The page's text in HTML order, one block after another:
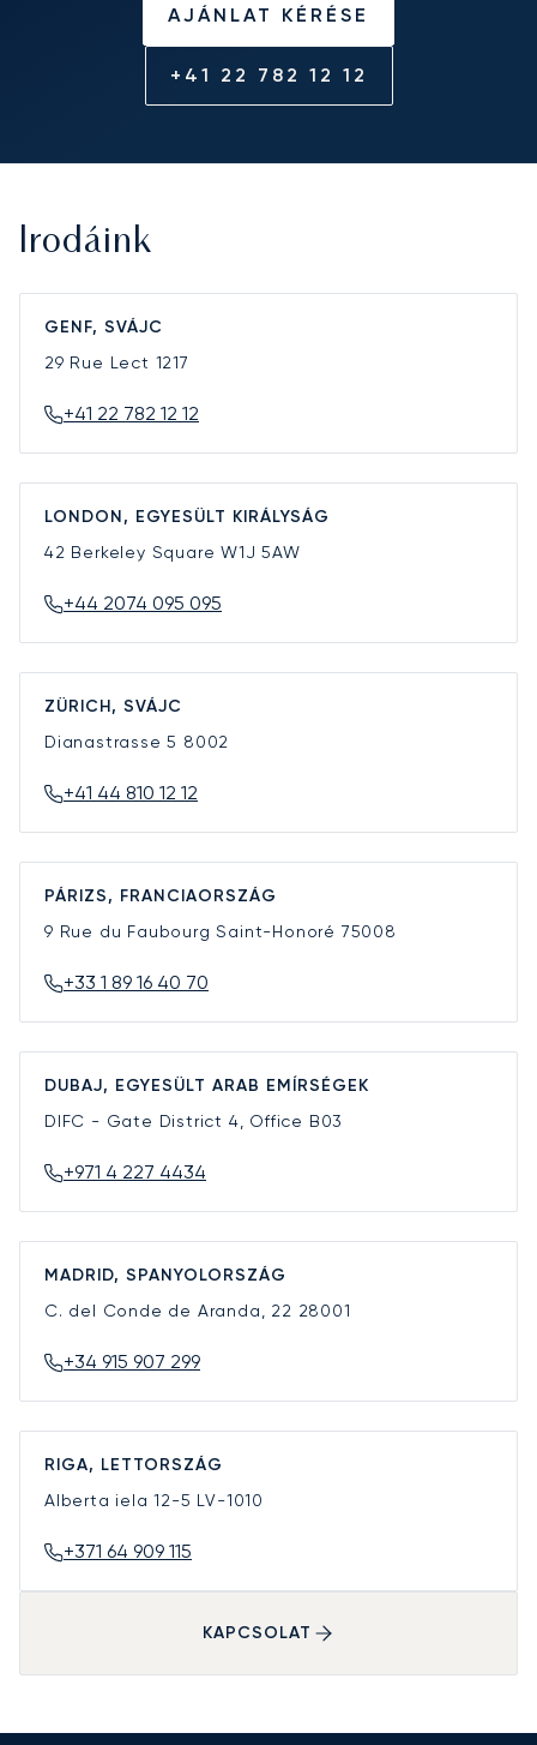
AJÁNLAT KÉRÉSE
+41 22 782 12 12
Irodáink
GENF, SVÁJC
29 Rue Lect 1217
+41 22 782 12 12
LONDON, EGYESÜLT KIRÁLYSÁG
42 Berkeley SquareW1J 5AW
+44 2074 095 095
ZÜRICH, SVÁJC
Dianastrasse 5 8002
+41 44 810 12 12
PÁRIZS, FRANCIAORSZÁG
9 Rue du Faubourg Saint-Honoré 75008
+33 1 89 16 40 70
DUBAJ, EGYESÜLT ARAB EMÍRSÉGEK
DIFC - Gate District 4, Office B03
+971 4 227 4434
MADRID, SPANYOLORSZÁG
C. del Conde de Aranda, 22 28001
+34 915 907 299
RIGA, LETTORSZÁG
Alberta iela 12-5 LV-1010
+371 64 909 115
KAPCSOLAT